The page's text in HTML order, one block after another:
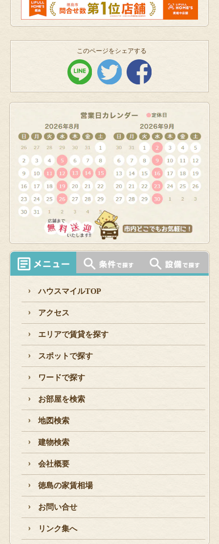
このページをシェアする
ハウスマイルTOP
アクセス
エリアで賃貸を探す
スポットで探す
ワードで探す
お部屋を検索
地図検索
建物検索
会社概要
徳島の家賃相場
お問い合せ
リンク集へ